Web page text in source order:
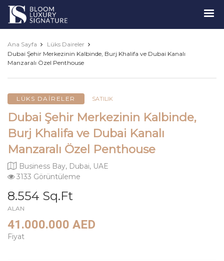
Luxury
Signature
Ana Sayfa
Lüks Daireler
Dubai Şehir Merkezinin Kalbinde, Burj Khalifa ve Dubai Kanalı
Manzaralı Özel Penthouse
LÜKS DAIRELER SATILIK
Dubai Şehir Merkezinin Kalbinde,
Burj Khalifa ve Dubai Kanalı
Manzaralı Özel Penthouse
Business Bay, Dubai, UAE
3133 Görüntüleme
8.554 Sq.Ft
ALAN
41.000.000 AED
Fiyat